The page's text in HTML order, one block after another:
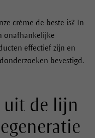
crème de beste is? In
onafhankelijke
effectief zijn en
bevestigd.
uit de lijn